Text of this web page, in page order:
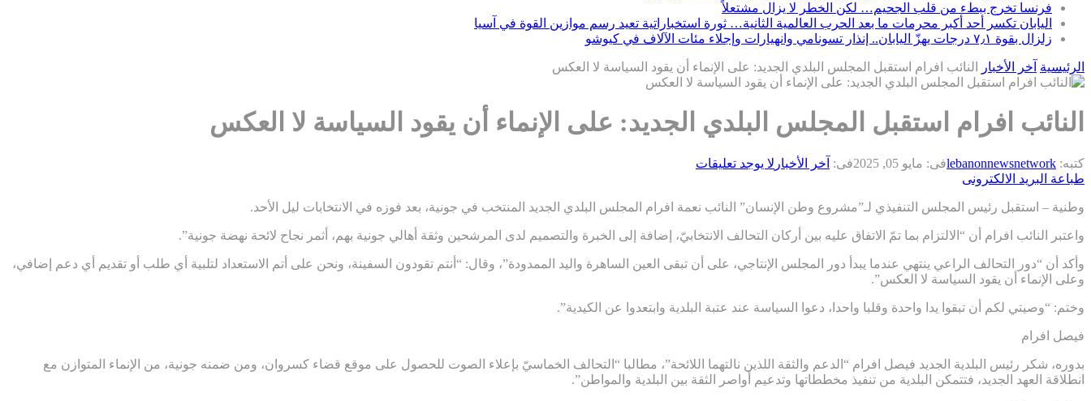
فرنسا تخرج ببطء من قلب الجحيم… لكن الخطر لا يزال مشتعلاً
اليابان تكسر أحد أكبر محرمات ما بعد الحرب العالمية الثانية… ثورة استخباراتية تعيد رسم موازين القوة في آسيا
زلزال بقوة ٧٫١ درجات يهزّ اليابان.. إنذار تسونامي وانهيارات وإجلاء مئات الآلاف في كيوشو
الرئيسية آخر الأخبار النائب افرام استقبل المجلس البلدي الجديد: على الإنماء أن يقود السياسة لا العكس
النائب افرام استقبل المجلس البلدي الجديد: على الإنماء أن يقود السياسة لا العكس
كتبه: lebanonnewsnetworkفى: مايو 05, 2025 فى: آخر الأخبار لا يوجد تعليقات
طباعة البريد الالكترونى
وطنية – استقبل رئيس المجلس التنفيذي لـ”مشروع وطن الإنسان” النائب نعمة افرام المجلس البلدي الجديد المنتخب في جونية، بعد فوزه في الانتخابات ليل الأحد.
واعتبر النائب افرام أن “الالتزام بما تمّ الاتفاق عليه بين أركان التحالف الانتخابيّ، إضافة إلى الخبرة والتصميم لدى المرشحين وثقة أهالي جونية بهم، أثمر نجاح لائحة نهضة جونية”.
وأكد أن “دور التحالف الراعي ينتهي عندما يبدأ دور المجلس الإنتاجي، على أن تبقى العين الساهرة واليد الممدودة”، وقال: “أنتم تقودون السفينة، ونحن على أتم الاستعداد لتلبية أي طلب أو تقديم أي دعم إضافي،
وعلى الإنماء أن يقود السياسة لا العكس”.
وختم: “وصيتي لكم أن تبقوا يدا واحدة وقلبا واحدا، دعوا السياسة عند عتبة البلدية وابتعدوا عن الكيدية”.
فيصل افرام
بدوره، شكر رئيس البلدية الجديد فيصل افرام “الدعم والثقة اللذين نالتهما اللائحة”، مطالبا “التحالف الخماسيّ بإعلاء الصوت للحصول على موقع قضاء كسروان، ومن ضمنه جونية، من الإنماء المتوازن مع
انطلاقة العهد الجديد، فتتمكن البلدية من تنفيذ مخططاتها وتدعيم أواصر الثقة بين البلدية والمواطن”.